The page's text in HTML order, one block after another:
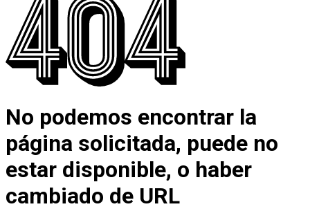
No podemos encontrar la
página solicitada, puede no
estar disponible, o haber
cambiado de URL